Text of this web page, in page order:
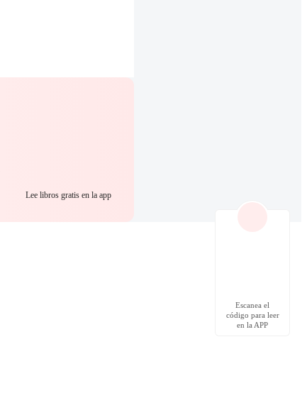
Lee libros gratis en la app
Escanea el
código para leer
en la APP